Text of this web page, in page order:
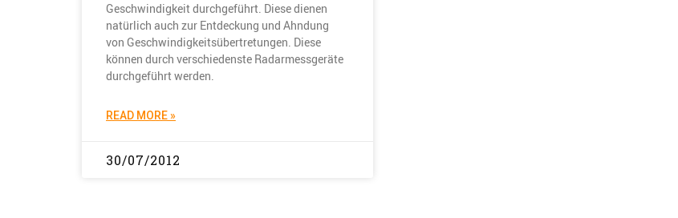
Geschwindigkeit durchgeführt. Diese dienen
natürlich auch zur Entdeckung und Ahndung
von Geschwindigkeitsübertretungen. Diese
können durch verschiedenste Radarmessgeräte
durchgeführt werden.
READ MORE »
30/07/2012